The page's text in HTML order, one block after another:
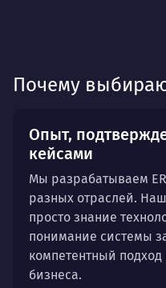
Почему
Опыт,
кейсами
Мы разрабатываем
разных отраслей.
просто знание
понимание системы
компетентный подход
бизнеса.